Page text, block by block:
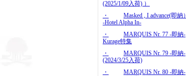
(2025/1/09入荷) ）
・
Masked , I advance(即納）
-Hotel Alpha In-
・
MARQUIS Nr. 77 -即納-
Kurage特集
・
MARQUIS Nr. 79 -即納-
(2024/3/25入荷)
・
MARQUIS Nr. 80 -即納-